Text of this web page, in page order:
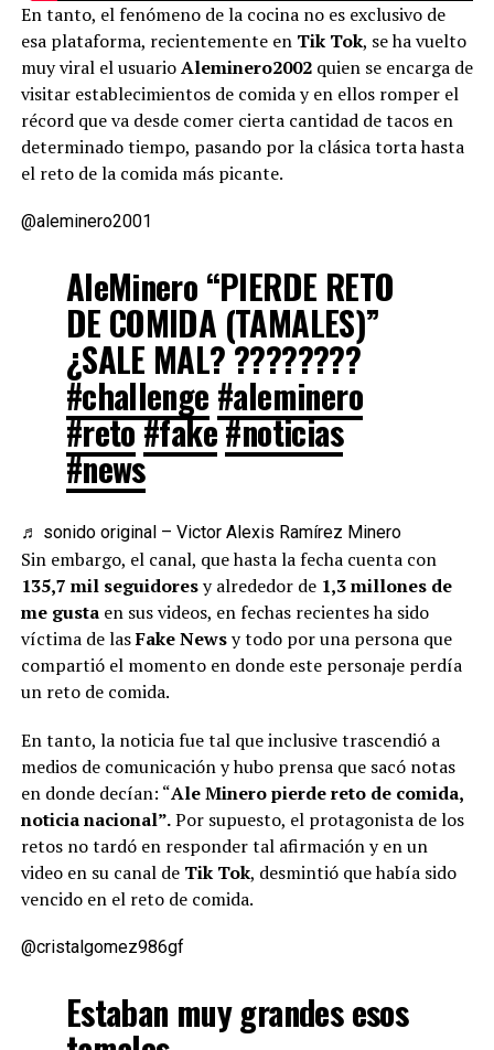
En tanto, el fenómeno de la cocina no es exclusivo de
esa plataforma, recientemente en Tik Tok, se ha vuelto
muy viral el usuarioAleminero2002quien se encarga de
visitar establecimientos de comida y en ellos romper el
récord que va desde comer cierta cantidad de tacos en
determinado tiempo, pasando por la clásica torta hasta
el reto de la comida más picante.
@aleminero2001
AleMinero “PIERDE RETO
DE COMIDA (TAMALES)”
¿SALE MAL? ????????
#challenge #aleminero
#reto#fake#noticias
#news
♬ sonido original – Victor Alexis Ramírez Minero
Sin embargo, el canal, que hasta la fecha cuenta con
135,7 mil seguidoresy alrededor de 1,3 millones de
me gustaen sus videos, en fechas recientes ha sido
víctima de lasFake Newsy todo por una persona que
compartió el momento en donde este personaje perdía
un reto de comida.
En tanto, la noticia fue tal que inclusive trascendió a
medios de comunicación y hubo prensa que sacó notas
en donde decían: “Ale Minero pierde reto de comida,
noticia nacional”.Por supuesto, el protagonista de los
retos no tardó en responder tal afirmación y en un
video en su canal de Tik Tok, desmintió que había sido
vencido en el reto de comida.
@cristalgomez986gf
Estaban muy grandes esos